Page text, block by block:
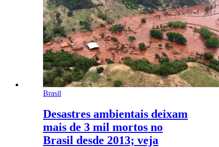
Brasil
Desastres ambientais deixam
mais de 3 mil mortos no
Brasil desde 2013; veja